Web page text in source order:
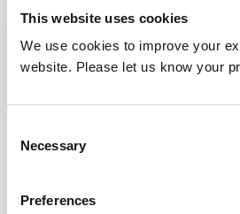
This website uses cookies
We use cookies to improve your
website. Please let us know your
Selection
Necessary
Preferences